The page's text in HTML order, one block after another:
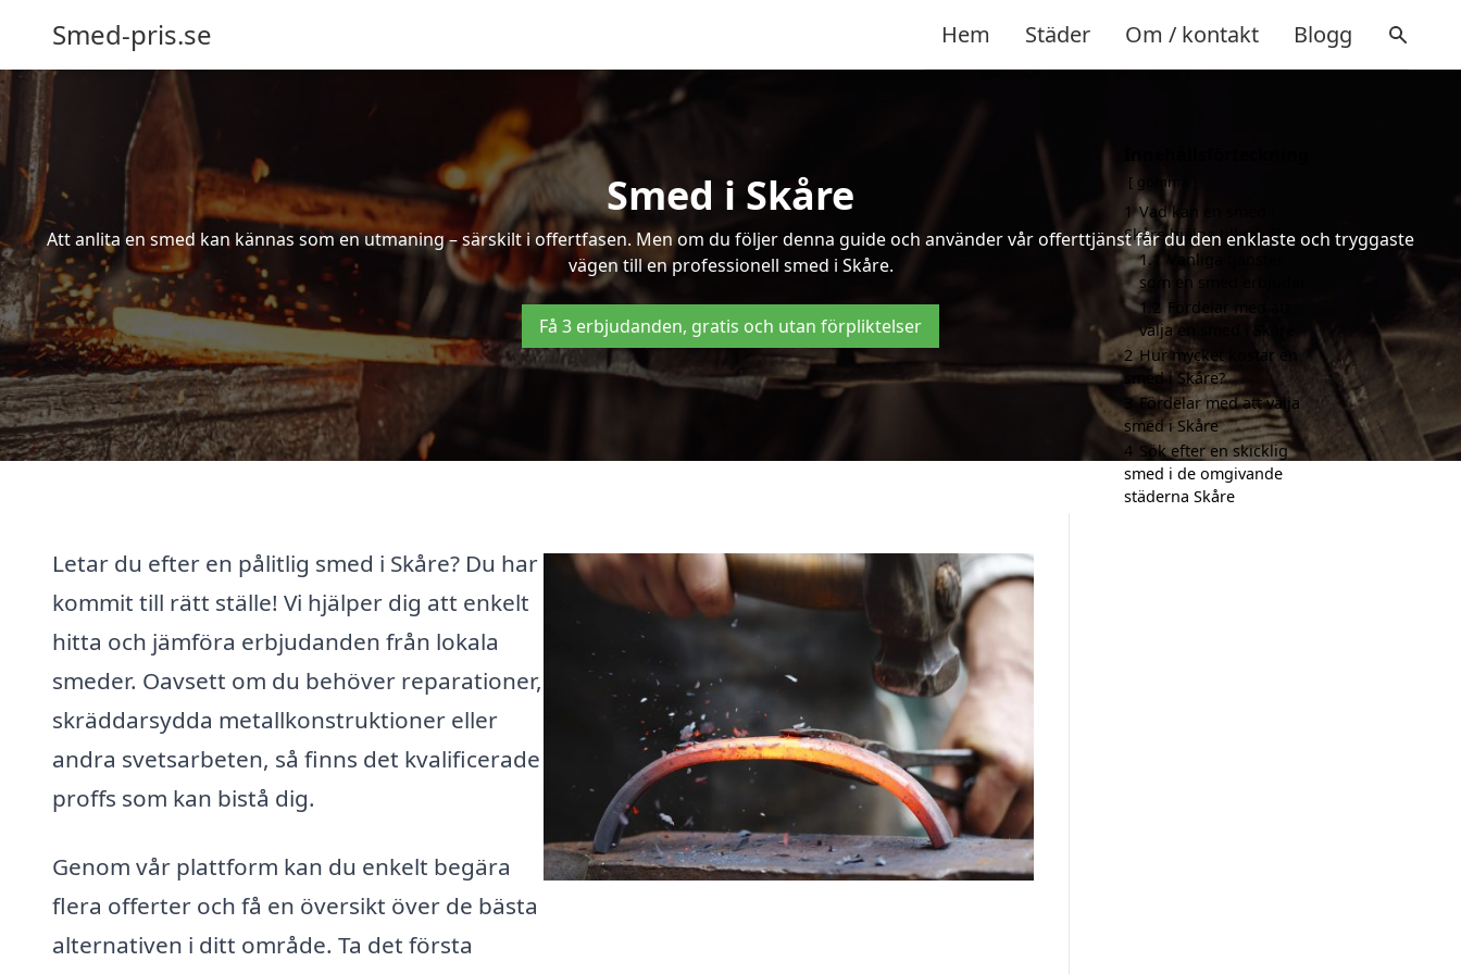
Smed-pris.se Hem Städer Om / kontakt Blogg
Smed i Skåre
Att anlita en smed kan kännas som en utmaning – särskilt i offertfasen. Men om du följer denna guide och använder vår offerttjänst får du den enklaste och tryggaste
vägen till en professionell smed i Skåre.
Få 3 erbjudanden, gratis och utan förpliktelser
Letar du efter en pålitlig smed i Skåre? Du har
kommit till rätt ställe! Vi hjälper dig att enkelt
hitta och jämföra erbjudanden från lokala
smeder. Oavsett om du behöver reparationer,
skräddarsydda metallkonstruktioner eller
andra svetsarbeten, så finns det kvalificerade
proffs som kan bistå dig.
Genom vår plattform kan du enkelt begära
flera offerter och få en översikt över de bästa
alternativen i ditt område. Ta det första
gömma
1 Vad kan en smed i
Skåre hjälpa till med?
1.1
Vanliga tjänster
som en smed erbjuder
1.2
Fördelar med att
välja en smed i Skåre
2 Hur mycket kostar en
smed i Skåre?
3 Fördelar med att välja
smed i Skåre
4 Sök efter en skicklig
smed i de omgivande
städerna Skåre